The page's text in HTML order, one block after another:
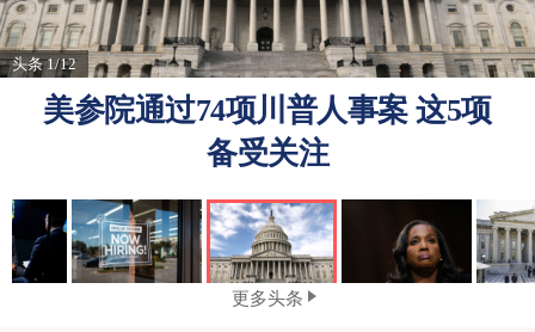
网
头条 1/12
美参院通过74项川普人事案 这5项
备受关注
更多头条